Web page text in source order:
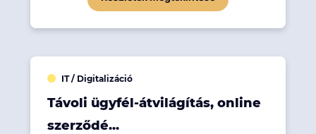
IT / Digitalizáció
Távoli ügyfél-átvilágítás, online
szerződé...